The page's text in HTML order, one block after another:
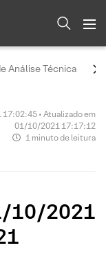
Análise Técnica
• Atualizado em
01/10/2021 17:17:12
1 minuto de leitura
10/2021